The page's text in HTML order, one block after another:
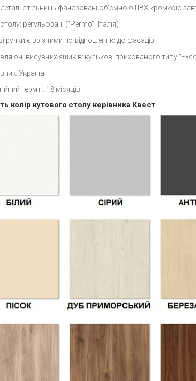
стільниць фанеровані об'ємною ПВХ кромкою
регульовані ("Permo", Італія)
ручки є врізними по відношенню до фасадів
висувних ящиків: кулькові прихованого типу
Україна
термін: 18 місяців
колір кутового столу керівника Квест